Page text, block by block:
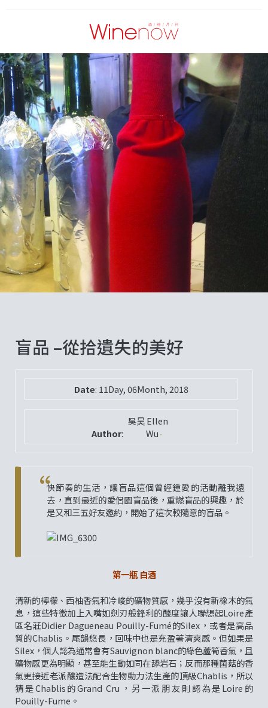
盲品 –從拾遺失的美好
Date: 11Day, 06Month, 2018
Author:
吳昊 Ellen
Wu
快節奏的生活，讓盲品這個曾經鍾愛的活動離我遠
去，直到最近的愛侶園盲品後，重燃盲品的興趣，於
是又和三五好友邀約，開始了這次較隨意的盲品。
第一瓶 白酒
清新的檸檬、西柚香氣和冷峻的礦物質感，幾乎沒有新橡木的氣
息，這些特徵加上入嘴如劍刃般鋒利的酸度讓人聯想起Loire產
區名莊Didier Dagueneau Pouilly-Fumé的Silex，或者是高品
質的Chablis。尾韻悠長，回味中也是充盈著清爽感。但如果是
Silex，個人認為通常會有Sauvignon blanc的綠色蘆筍香氣，且
礦物感更為明顯，甚至能生動如同在舔岩石；反而那種菌菇的香
氣更接近老派釀造法配合生物動力法生產的頂級Chablis，所以
猜是Chablis的Grand Cru，另一派朋友則認為是Loire的
Pouilly-Fume。